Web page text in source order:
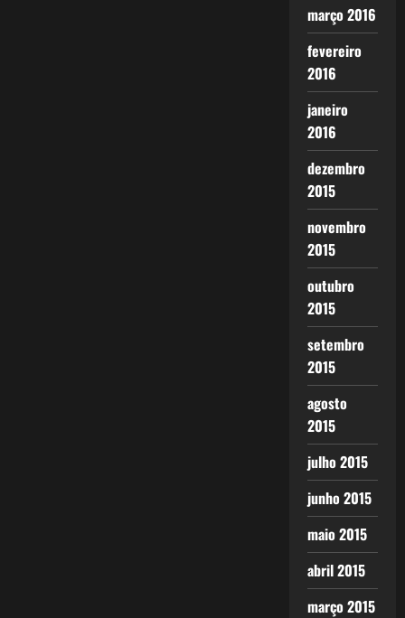
março 2016
fevereiro
2016
janeiro
2016
dezembro
2015
novembro
2015
outubro
2015
setembro
2015
agosto
2015
julho 2015
junho 2015
maio 2015
abril 2015
março 2015